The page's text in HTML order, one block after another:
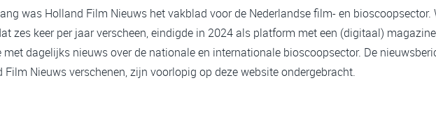
was Holland Film Nieuws het vakblad voor de Nederlandse film- en bioscoopsector.
zes keer per jaar verscheen, eindigde in 2024 als platform met een (digitaal)
met dagelijks nieuws over de nationale en internationale bioscoopsector. De
Film Nieuws verschenen, zijn voorlopig op deze website ondergebracht.